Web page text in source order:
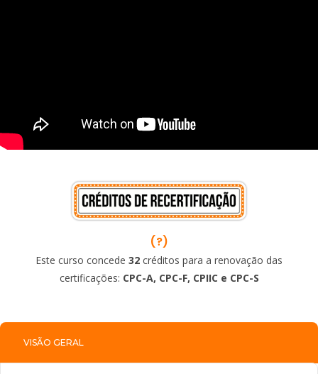
(?)
Este curso concede 32 créditos para a renovação das
certificações: CPC-A, CPC-F, CPIIC e CPC-S
VISÃO GERAL